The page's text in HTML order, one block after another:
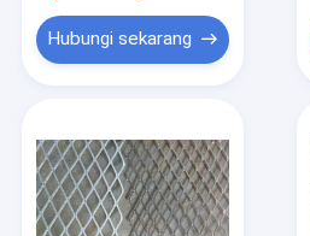
Hubungi sekarang